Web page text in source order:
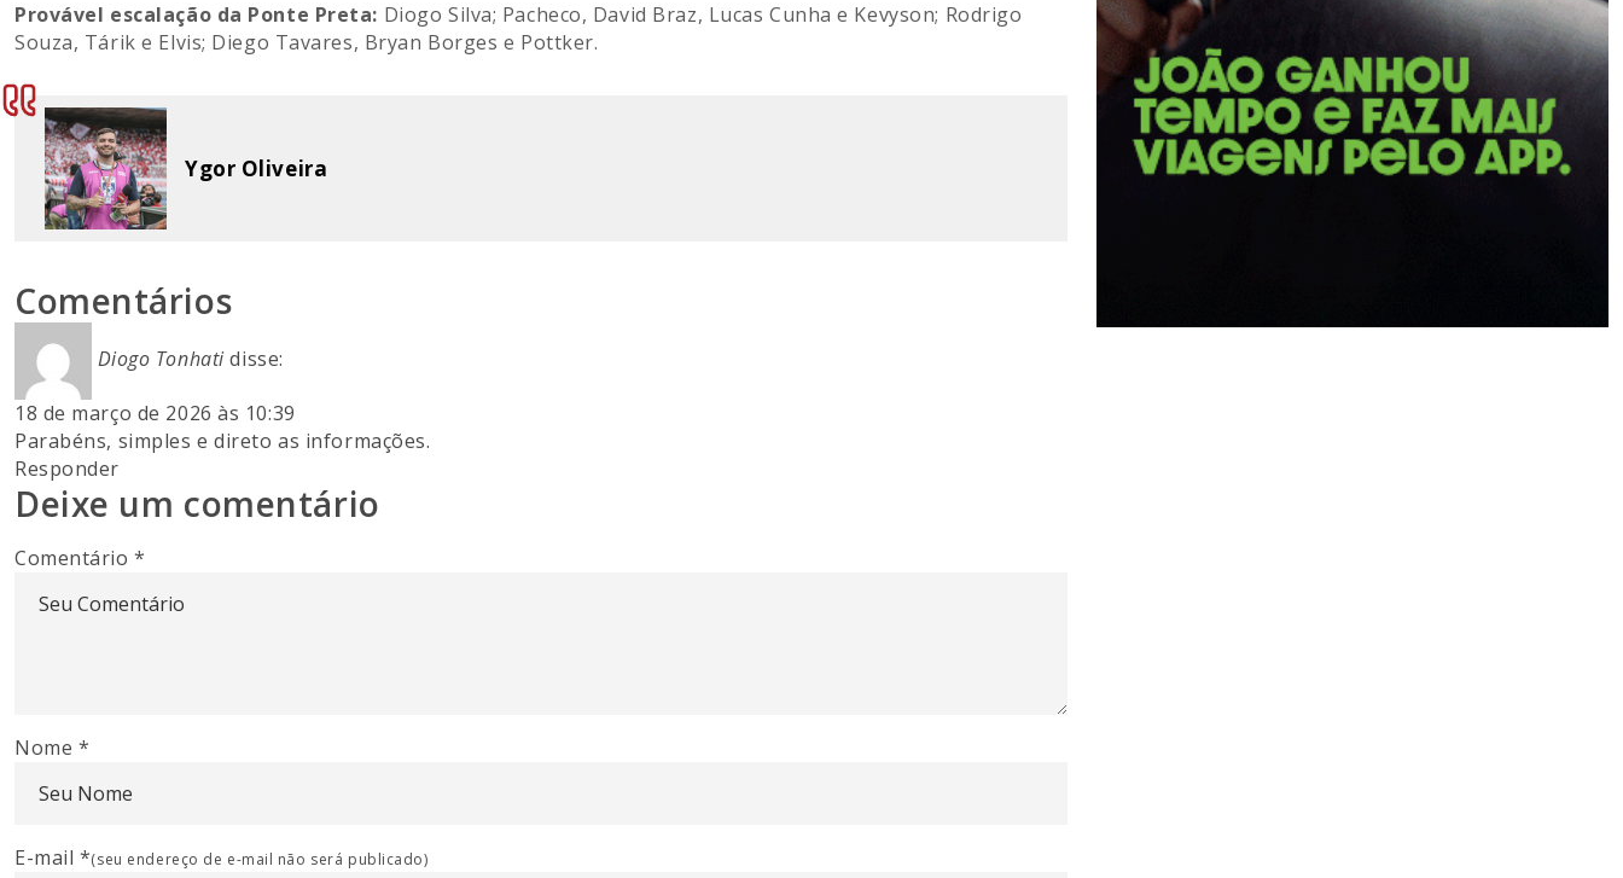
Provável escalação da Ponte Preta: Diogo Silva; Pacheco, David Braz, Lucas Cunha e Kevyson; Rodrigo
Souza, Tárik e Elvis; Diego Tavares, Bryan Borges e Pottker.
Ygor Oliveira
Comentários
Diogo Tonhati disse:
18 de março de 2026 às 10:39
Parabéns, simples e direto as informações.
Responder
Deixe um comentário
Comentário*
Nome *
E-mail *(seu endereço de e-mail não será publicado)